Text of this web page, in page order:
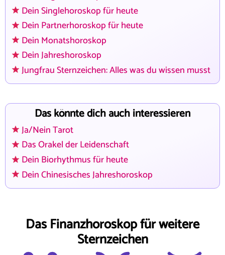
Dein Singlehoroskop für heute
Dein Partnerhoroskop für heute
Dein Monatshoroskop
Dein Jahreshoroskop
Jungfrau Sternzeichen: Alles was du wissen musst
Das könnte dich auch interessieren
Ja/Nein Tarot
Das Orakel der Leidenschaft
Dein Biorhythmus für heute
Dein Chinesisches Jahreshoroskop
Das Finanzhoroskop für weitere
Sternzeichen